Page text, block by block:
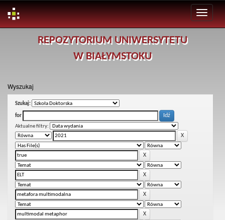
REPOZYTORIUM UNIWERSYTETU
W BIAŁYMSTOKU
Wyszukaj
Szukaj:
for
Aktualne filtry: